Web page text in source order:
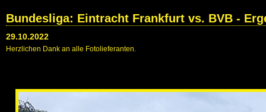
Bundesliga: Eintracht Frankfurt vs. BVB -
29.10.2022
Herzlichen Dank an alle Fotolieferanten.